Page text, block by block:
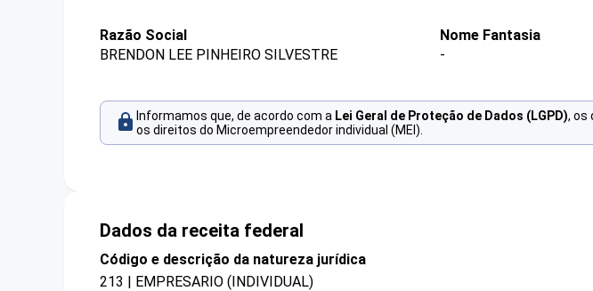
Razão Social
BRENDON LEE PINHEIRO SILVESTRE
Nome Fantasia
-
Informamos que, de acordo com a Lei Geral de Proteção de Dados (LGPD), os
os direitos do Microempreendedor individual (MEI).
Dados da receita federal
Código e descrição da natureza jurídica
213 | EMPRESARIO (INDIVIDUAL)